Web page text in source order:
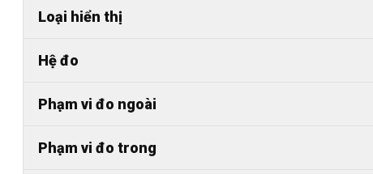
Loại hiển thị
Hệ đo
Phạm vi đo ngoài
Phạm vi đo trong